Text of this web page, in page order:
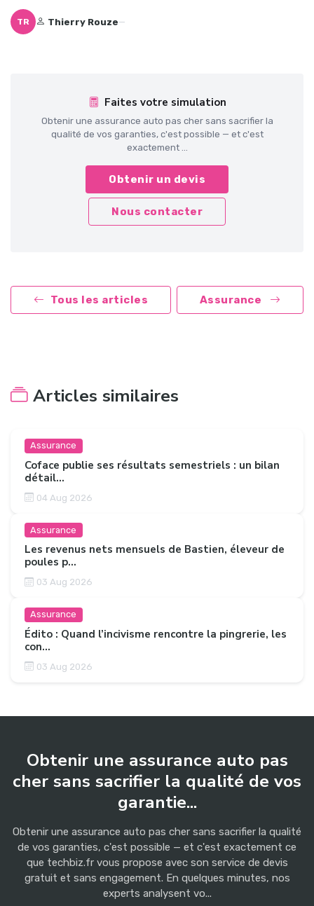
TR Thierry Rouze—
Faites votre simulation
Obtenir une assurance auto pas cher sans sacrifier la
qualité de vos garanties, c'est possible — et c'est
exactement ...
Obtenir un devis
Nous contacter
Tous les articles Assurance
Articles similaires
Assurance
Coface publie ses résultats semestriels : un bilan
détail...
04 Aug 2026
Assurance
Les revenus nets mensuels de Bastien, éleveur de
poules p...
03 Aug 2026
Assurance
Édito : Quand l’incivisme rencontre la pingrerie, les
con...
03 Aug 2026
Obtenir une assurance auto pas
cher sans sacrifier la qualité de vos
garantie...
Obtenir une assurance auto pas cher sans sacrifier la qualité
de vos garanties, c'est possible — et c'est exactement ce
que techbiz.fr vous propose avec son service de devis
gratuit et sans engagement. En quelques minutes, nos
experts analysent vo...